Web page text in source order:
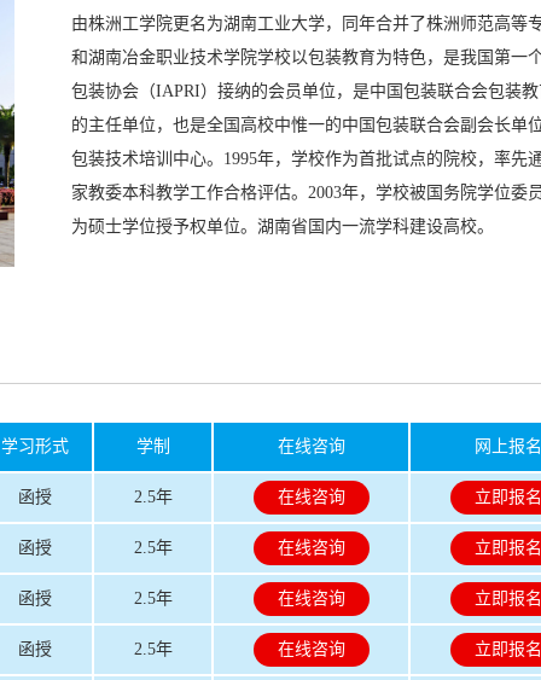
由株洲工学院更名为湖南工业大学，同年合并了株洲师范高等
和湖南冶金职业技术学院学校以包装教育为特色，是我国第一
包装协会（IAPRI）接纳的会员单位，是中国包装联合会包装
的主任单位，也是全国高校中惟一的中国包装联合会副会长单
包装技术培训中心。1995年，学校作为首批试点的院校，率先
家教委本科教学工作合格评估。2003年，学校被国务院学位委
为硕士学位授予权单位。湖南省国内一流学科建设高校。
学习形式 学制 在线咨询 网上报名
函授 2.5年 在线咨询 立即报名
函授 2.5年 在线咨询 立即报名
函授 2.5年 在线咨询 立即报名
函授 2.5年 在线咨询 立即报名